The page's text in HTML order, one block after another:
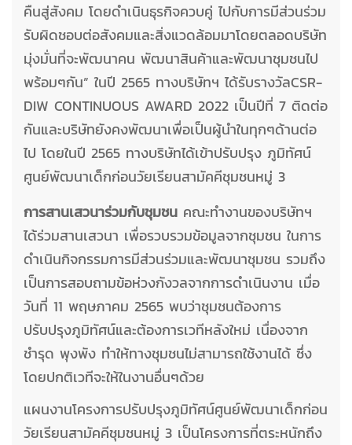
คืนสู่สังคม โดยดำเนินธุรกิจควบคู่ ไปกับการมีส่วนร่วม
รับผิดชอบต่อสังคมและสิ่งแวดล้อมมาโดยตลอดบริษัท
มุ่งมั่นที่จะพัฒนาคน พัฒนาสินค้าและพัฒนาชุมชนไป
พร้อมๆกัน” ในปี 2565 ทางบริษัทฯ ได้รับรางวัลCSR-
DIW CONTINUOUS AWARD 2022 เป็นปีที่ 7 ติดต่อ
กันและบริษัทยังคงพัฒนาเพื่อเป็นผู้นำในทุกๆด้านต่อ
ไป โดยในปี 2565 ทางบริษัทได้เข้าปรับปรุง ภูมิทัศน์
ศูนย์พัฒนาเด็กก่อนวัยเรียนสามัคคีชุมชนหมู่ 3
การสานเสวนาร่วมกับชุมชน คณะทำงานของบริษัทฯ
ได้ร่วมสานเสวนา เพื่อรวบรวมข้อมูลจากชุมชน ในการ
ดำเนินกิจกรรมการมีส่วนร่วมและพัฒนาชุมชน รวมถึง
เป็นการสอบถามข้อห่วงกังวลจากการดำเนินงาน เมื่อ
วันที่ 11 พฤษภาคม 2565 พบว่าชุมชนต้องการ
ปรับปรุงภูมิทัศน์และต้องการเวทีหลังใหม่ เนื่องจาก
ชำรุด พุงพัง ทำให้ทางชุมชนไม่สามารถใช้งานได้ ซึ่ง
โดยปกติเวทีจะให้ในงานอื่นๆด้วย
แผนงานโครงการปรับปรุงภูมิทัศน์ศูนย์พัฒนาเด็กก่อน
วัยเรียนสามัคคีชุมชนหมู่ 3 เป็นโครงการที่ตระหนักถึง